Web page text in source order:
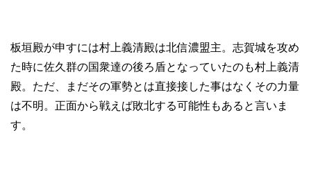
板垣殿が申すには村上義清殿は北信濃盟主。志賀城を攻め
た時に佐久群の国衆達の後ろ盾となっていたのも村上義清
殿。ただ、まだその軍勢とは直接接した事はなくその力量
は不明。正面から戦えば敗北する可能性もあると言いま
す。